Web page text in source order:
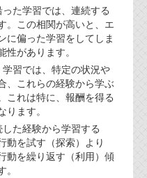
た学習では、連続する
。この相関が高いと、エ
に偏った学習をしてしま
があります。
習では、特定の状況や
、これらの経験から学ぶ
これは特に、報酬を得る
ます。
した経験から学習する
動を試す（探索）より
動を繰り返す（利用）傾